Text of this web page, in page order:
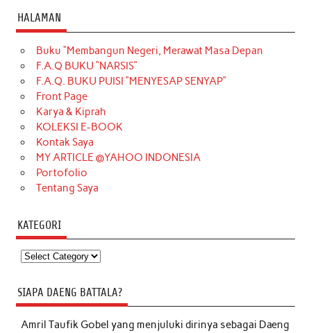
HALAMAN
Buku “Membangun Negeri, Merawat Masa Depan
F.A.Q BUKU “NARSIS”
F.A.Q. BUKU PUISI “MENYESAP SENYAP”
Front Page
Karya & Kiprah
KOLEKSI E-BOOK
Kontak Saya
MY ARTICLE @YAHOO INDONESIA
Portofolio
Tentang Saya
KATEGORI
Kategori
SIAPA DAENG BATTALA?
Amril Taufik Gobelyang menjuluki dirinya sebagai Daeng